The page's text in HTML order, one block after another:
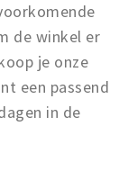
de winkel er
je onze
een passend
in de